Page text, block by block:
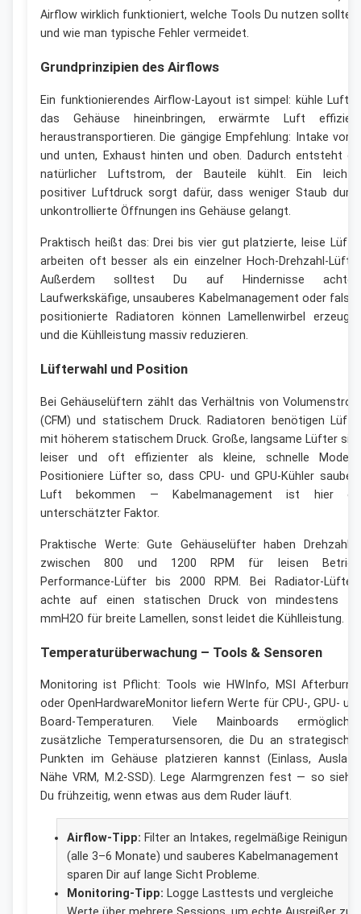
Airflow wirklich funktioniert, welche Tools Du nutzen
und wie man typische Fehler vermeidet.
Grundprinzipien des Airflows
Ein funktionierendes Airflow-Layout ist simpel: kühle Luft
das Gehäuse hineinbringen, erwärmte Luft
heraustransportieren. Die gängige Empfehlung: Intake
und unten, Exhaust hinten und oben. Dadurch entsteht
natürlicher Luftstrom, der Bauteile kühlt. Ein
positiver Luftdruck sorgt dafür, dass weniger Staub
unkontrollierte Öffnungen ins Gehäuse gelangt.
Praktisch heißt das: Drei bis vier gut platzierte, leise
arbeiten oft besser als ein einzelner Hoch-Drehzahl-
Außerdem solltest Du auf Hindernisse
Laufwerkskäfige, unsauberes Kabelmanagement oder
positionierte Radiatoren können Lamellenwirbel
und die Kühlleistung massiv reduzieren.
Lüfterwahl und Position
Bei Gehäuselüftern zählt das Verhältnis von
(CFM) und statischem Druck. Radiatoren benötigen
mit höherem statischem Druck. Große, langsame Lüfter
leiser und oft effizienter als kleine, schnelle
Positioniere Lüfter so, dass CPU- und GPU-Kühler
Luft bekommen — Kabelmanagement ist hier
unterschätzter Faktor.
Praktische Werte: Gute Gehäuselüfter haben
zwischen 800 und 1200 RPM für leisen
Performance-Lüfter bis 2000 RPM. Bei Radiator-
achte auf einen statischen Druck von mindestens
mmH2O für breite Lamellen, sonst leidet die Kühlleistung.
Temperaturüberwachung – Tools & Sensoren
Monitoring ist Pflicht: Tools wie HWInfo, MSI
oder OpenHardwareMonitor liefern Werte für CPU-, GPU-
Board-Temperaturen. Viele Mainboards
zusätzliche Temperatursensoren, die Du an
Punkten im Gehäuse platzieren kannst (Einlass,
Nähe VRM, M.2-SSD). Lege Alarmgrenzen fest — so
Du frühzeitig, wenn etwas aus dem Ruder läuft.
Airflow-Tipp: Filter an Intakes, regelmäßige Reinigung
(alle 3–6 Monate) und sauberes Kabelmanagement
sparen Dir auf lange Sicht Probleme.
Monitoring-Tipp: Logge Lasttests und vergleiche